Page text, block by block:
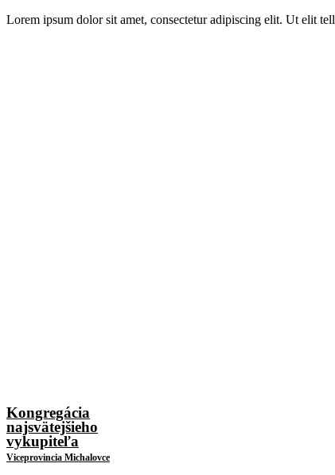
Lorem ipsum dolor sit amet, consectetur adipiscing elit. Ut elit
Kongregácia
najsvätejšieho
vykupiteľa
Viceprovincia Michalovce